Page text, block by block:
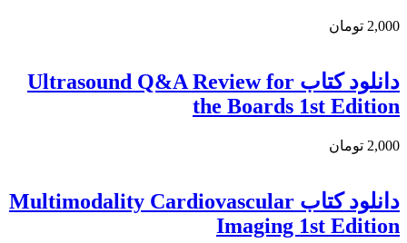
2,000 تومان
دانلود كتاب Ultrasound Q&A Review for
the Boards 1st Edition
2,000 تومان
دانلود کتاب Multimodality Cardiovascular
Imaging 1st Edition